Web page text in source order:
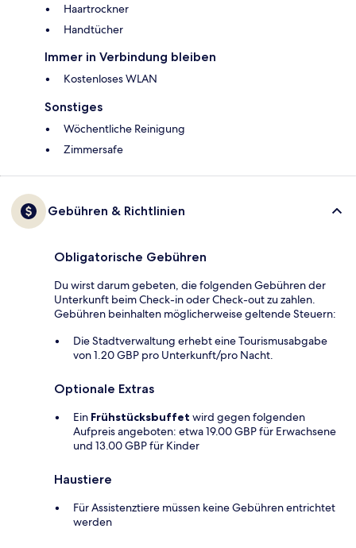
Haartrockner
Handtücher
Immer in Verbindung bleiben
Kostenloses WLAN
Sonstiges
Wöchentliche Reinigung
Zimmersafe
Gebühren & Richtlinien
Obligatorische Gebühren
Du wirst darum gebeten, die folgenden Gebühren der
Unterkunft beim Check-in oder Check-out zu zahlen.
Gebühren beinhalten möglicherweise geltende Steuern:
Die Stadtverwaltung erhebt eine Tourismusabgabe
von 1.20 GBP pro Unterkunft/pro Nacht.
Optionale Extras
Ein Frühstücksbuffet wird gegen folgenden
Aufpreis angeboten: etwa 19.00 GBP für Erwachsene
und 13.00 GBP für Kinder
Haustiere
Für Assistenztiere müssen keine Gebühren entrichtet
werden